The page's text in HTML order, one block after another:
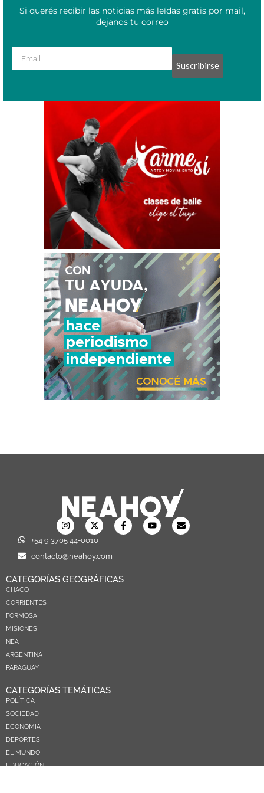
Si querés recibir las noticias más leídas gratis por mail,
dejanos tu correo
Suscribirse
+54 9 3705 44-0010
contacto@neahoy.com
CATEGORÍAS GEOGRÁFICAS
CHACO
CORRIENTES
FORMOSA
MISIONES
NEA
ARGENTINA
PARAGUAY
CATEGORÍAS TEMÁTICAS
POLÍTICA
SOCIEDAD
ECONOMIA
DEPORTES
EL MUNDO
EDUCACIÓN